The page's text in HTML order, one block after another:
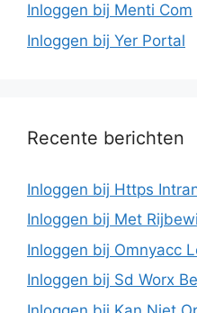
Inloggen bij Menti Com
Inloggen bij Yer Portal
Recente berichten
Inloggen bij Https
Inloggen bij Met
Inloggen bij Omnyacc
Inloggen bij Sd Worx